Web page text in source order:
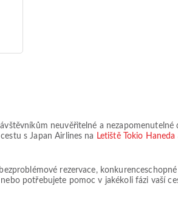
neuvěřitelné a nezapomenutelné
s Japan Airlines na Letiště Tokio Haneda
rezervace,
potřebujete pomoc v jakékoli fázi vaší